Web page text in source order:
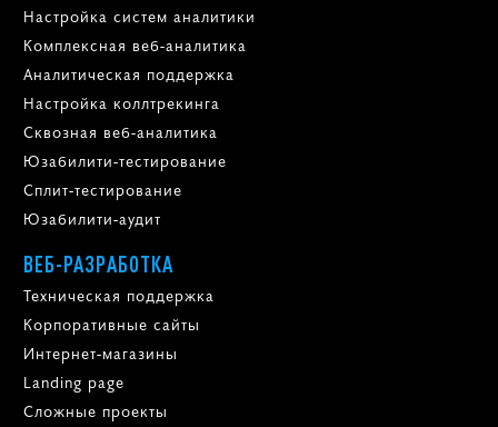
Настройка систем аналитики
Комплексная веб-аналитика
Аналитическая поддержка
Настройка коллтрекинга
Сквозная веб-аналитика
Юзабилити-тестирование
Сплит-тестирование
Юзабилити-аудит
ВЕБ-РАЗРАБОТКА
Техническая поддержка
Корпоративные сайты
Интернет-магазины
Landing page
Сложные проекты